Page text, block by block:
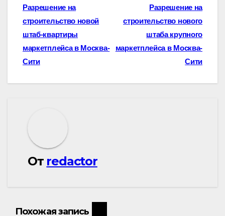
Навигация
по
записям
Разрешение на
строительство нового
штаба крупного
маркетплейса в Москва-
Сити
Разрешение на
строительство новой
штаб-квартиры
маркетплейса в Москва-
Сити
От redactor
Похожая запись